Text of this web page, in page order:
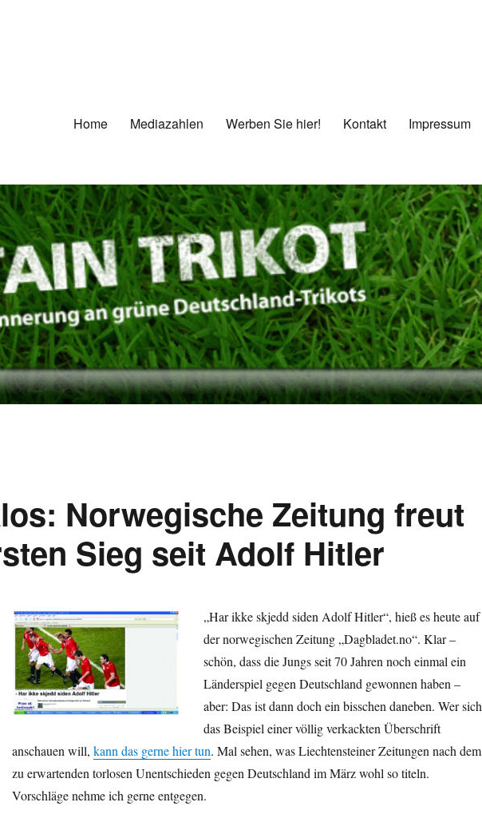
Home Mediazahlen Werben Sie hier! Kontakt Impressum
Norwegische Zeitung freut
Sieg seit Adolf Hitler
„Har ikke skjedd siden Adolf Hitler“, hieß es heute auf
der norwegischen Zeitung „Dagbladet.no“. Klar –
schön, dass die Jungs seit 70 Jahren noch einmal ein
Länderspiel gegen Deutschland gewonnen haben –
aber: Das ist dann doch ein bisschen daneben. Wer sich
das Beispiel einer völlig verkackten Überschrift
anschauen will, kann das gerne hier tun. Mal sehen, was Liechtensteiner Zeitungen nach dem
zu erwartenden torlosen Unentschieden gegen Deutschland im März wohl so titeln.
Vorschläge nehme ich gerne entgegen.